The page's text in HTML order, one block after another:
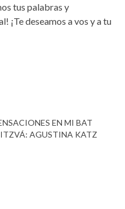
tus palabras y
¡Te deseamos a vos y a tu
EN MI BAT
AGUSTINA KATZ